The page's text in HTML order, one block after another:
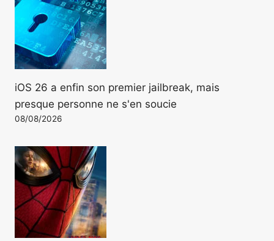
iOS 26 a enfin son premier jailbreak, mais
presque personne ne s'en soucie
08/08/2026